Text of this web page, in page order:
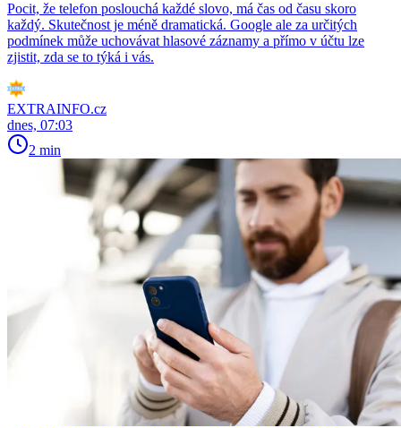
Pocit, že telefon poslouchá každé slovo, má čas od času skoro
každý. Skutečnost je méně dramatická. Google ale za určitých
podmínek může uchovávat hlasové záznamy a přímo v účtu lze
zjistit, zda se to týká i vás.
EXTRAINFO.cz
dnes, 07:03
2 min